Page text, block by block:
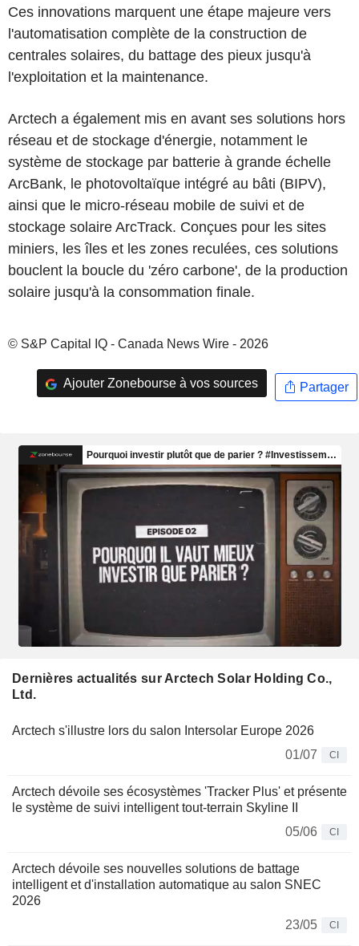
Ces innovations marquent une étape majeure vers
l'automatisation complète de la construction de
centrales solaires, du battage des pieux jusqu'à
l'exploitation et la maintenance.
Arctech a également mis en avant ses solutions hors
réseau et de stockage d'énergie, notamment le
système de stockage par batterie à grande échelle
ArcBank, le photovoltaïque intégré au bâti (BIPV),
ainsi que le micro-réseau mobile de suivi et de
stockage solaire ArcTrack. Conçues pour les sites
miniers, les îles et les zones reculées, ces solutions
bouclent la boucle du 'zéro carbone', de la production
solaire jusqu'à la consommation finale.
© S&P Capital IQ - Canada News Wire - 2026
Ajouter Zonebourse à vos sources Partager
Dernières actualités sur Arctech Solar Holding Co.,
Ltd.
Arctech s'illustre lors du salon Intersolar Europe 2026
01/07
CI
Arctech dévoile ses écosystèmes 'Tracker Plus' et présente
le système de suivi intelligent tout-terrain Skyline II
05/06
CI
Arctech dévoile ses nouvelles solutions de battage
intelligent et d'installation automatique au salon SNEC
2026
23/05
CI